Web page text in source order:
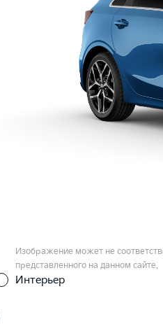
Изображение может не
представленного на данном сайте.
Интерьер